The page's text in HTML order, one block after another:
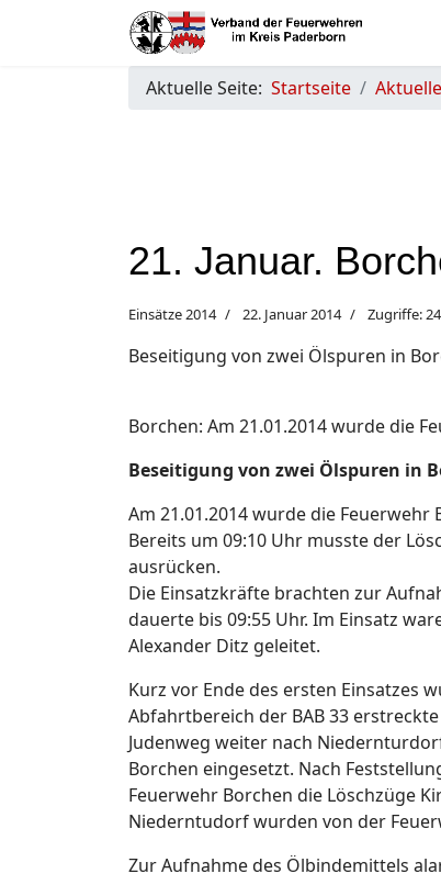
Aktuelle Seite: Startseite
21. Januar.
Einsätze 2014 22. Januar 2014 Zugriffe:
Beseitigung von zwei Ölspuren in
Borchen: Am 21.01.2014 wurde die
Beseitigung von zwei Ölspuren in
Am 21.01.2014 wurde die
Bereits um 09:10 Uhr musste der
ausrücken.
Die Einsatzkräfte brachten zur
dauerte bis 09:55 Uhr. Im Einsatz
Alexander Ditz geleitet.
Kurz vor Ende des ersten Einsatzes
Abfahrtbereich der BAB 33
Judenweg weiter nach
Borchen eingesetzt. Nach
Feuerwehr Borchen die Löschzüge
Niederntudorf wurden von der
Zur Aufnahme des Ölbindemittels